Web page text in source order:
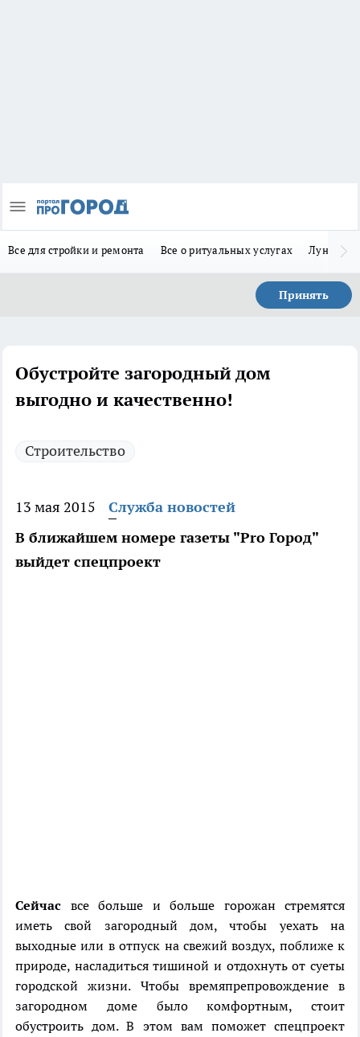
Все для стройки и ремонта Все о ритуальных услугах Лунно-
Принять
Обустройте загородный дом
выгодно и качественно!
Строительство
13 мая 2015
Служба новостей
В ближайшем номере газеты "Pro Город"
выйдет спецпроект
Сейчас все больше и больше горожан стремятся
иметь свой загородный дом, чтобы уехать на
выходные или в отпуск на свежий воздух, поближе к
природе, насладиться тишиной и отдохнуть от суеты
городской жизни. Чтобы времяпрепровождение в
загородном доме было комфортным, стоит
обустроить дом. В этом вам поможет спецпроект